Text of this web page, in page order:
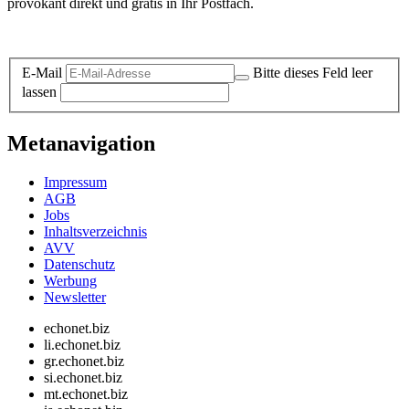
E-Mail
Bitte dieses Feld leer
lassen
Metanavigation
Impressum
AGB
Jobs
Inhaltsverzeichnis
AVV
Datenschutz
Werbung
Newsletter
echonet.biz
li.echonet.biz
gr.echonet.biz
si.echonet.biz
mt.echonet.biz